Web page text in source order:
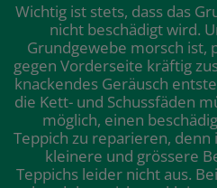
Wichtig ist stets, dass das
nicht beschädigt wird.
Grundgewebe morsch ist,
gegen Vorderseite kräftig
knackendes Geräusch
die Kett- und Schussfäden
möglich, einen
Teppich zu reparieren,
kleinere und grössere
Teppichs leider nicht aus.